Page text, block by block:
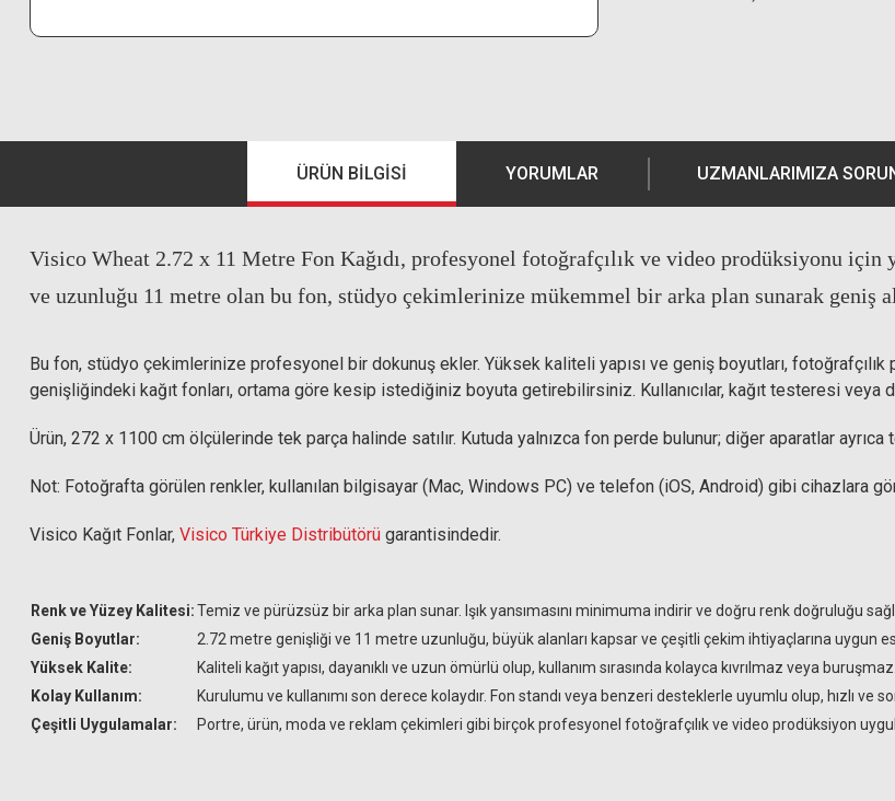
ÜRÜN BILGISI YORUMLAR UZMANLARIMIZA
Visico Wheat 2.72 x 11 Metre Fon Kağıdı, profesyonel fotoğrafçılık ve video prodüksiyonu
ve uzunluğu 11 metre olan bu fon, stüdyo çekimlerinize mükemmel bir arka plan sunarak geniş
Bu fon, stüdyo çekimlerinize profesyonel bir dokunuş ekler. Yüksek kaliteli yapısı ve geniş boyutları,
genişliğindeki kağıt fonları, ortama göre kesip istediğiniz boyuta getirebilirsiniz. Kullanıcılar, kağıt testeresi
Ürün, 272 x 1100 cm ölçülerinde tek parça halinde satılır. Kutuda yalnızca fon perde bulunur; diğer aparatlar
Not: Fotoğrafta görülen renkler, kullanılan bilgisayar (Mac, Windows PC) ve telefon (iOS, Android) gibi cihazlara
Visico Kağıt Fonlar, Visico Türkiye Distribütörü garantisindedir.
Renk ve Yüzey Kalitesi:Temiz ve pürüzsüz bir arka plan sunar. Işık yansımasını minimuma indirir ve doğru renk doğruluğu
Geniş Boyutlar:
2.72 metre genişliği ve 11 metre uzunluğu, büyük alanları kapsar ve çeşitli çekim ihtiyaçlarına uygun
Yüksek Kalite:
Kaliteli kağıt yapısı, dayanıklı ve uzun ömürlü olup, kullanım sırasında kolayca kıvrılmaz veya buruşmaz.
Kolay Kullanım:
Kurulumu ve kullanımı son derece kolaydır. Fon standı veya benzeri desteklerle uyumlu olup, hızlı ve
Çeşitli Uygulamalar:
Portre, ürün, moda ve reklam çekimleri gibi birçok profesyonel fotoğrafçılık ve video prodüksiyon